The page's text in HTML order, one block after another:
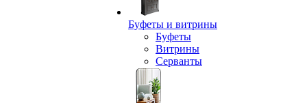
Буфеты и витрины
Буфеты
Витрины
Серванты